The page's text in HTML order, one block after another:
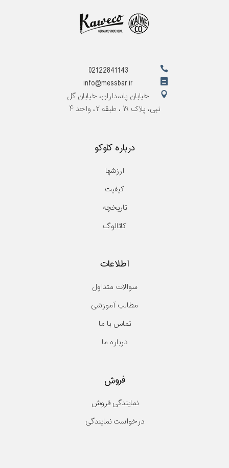
02122841143
info@messbar.ir
خیابان پاسداران، خیابان گل
نبی، پلاک ۱۹ ، طبقه ۲، واحد ۴
درباره کاوکو
ارزشها
کیفیت
تاریخچه
کاتالوگ
اطلاعات
سوالات متداول
مطالب آموزشی
تماس با ما
درباره ما
فروش
نمایندگی فروش
درخواست نمایندگی